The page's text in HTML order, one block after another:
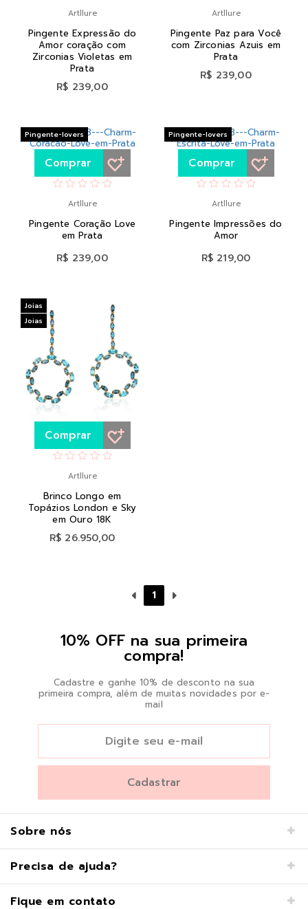
Artllure
Pingente Expressão do
Amor coração com
Zirconias Violetas em
Prata
R$ 239,00
Artllure
Pingente Paz para Você
com Zirconias Azuis em
Prata
R$ 239,00
Comprar
Artllure
Pingente Coração Love
em Prata
R$ 239,00
Pingente-lovers
Comprar
Artllure
Pingente Impressões do
Amor
R$ 219,00
Pingente-lovers
Comprar
Artllure
Brinco Longo em
Topázios London e Sky
em Ouro 18K
R$ 26.950,00
Joias
Joias
1
10% OFF na sua primeira
compra!
Cadastre e ganhe 10% de desconto na sua
primeira compra, além de muitas novidades por e-
mail
Sobre nós
Precisa de ajuda?
Fique em contato